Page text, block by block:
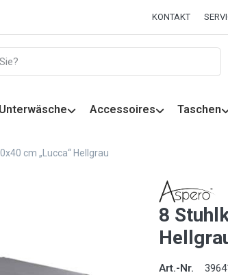
KONTAKT
Accessoires Taschen
cm „Lucca“ Hellgrau
8
Art.-Nr.